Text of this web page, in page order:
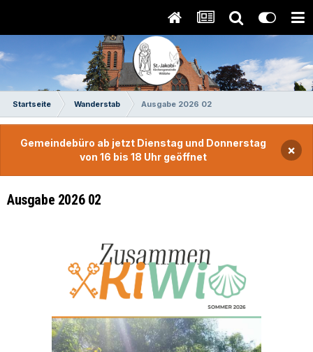
Startseite Wanderstab Ausgabe 2026 02
Gemeindebüro ab jetzt Dienstag und Donnerstag
von 16 bis 18 Uhr geöffnet
×
Ausgabe 2026 02